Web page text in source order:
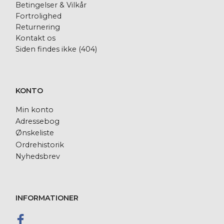
Betingelser & Vilkår
Fortrolighed
Returnering
Kontakt os
Siden findes ikke (404)
KONTO
Min konto
Adressebog
Ønskeliste
Ordrehistorik
Nyhedsbrev
INFORMATIONER